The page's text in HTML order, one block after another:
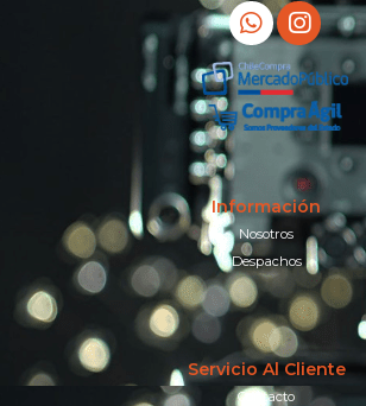
Información
Nosotros
Despachos
Servicio Al Cliente
Contacto